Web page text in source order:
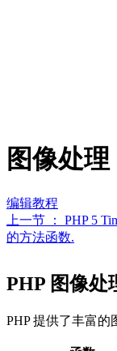
图像处理
编辑教程
上一节 ： PHP 5
的方法函数.
PHP 图像处
PHP 提供了丰富的